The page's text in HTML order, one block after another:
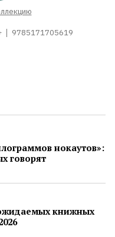
9785171705619
нокаутов»:
говорят
книжных